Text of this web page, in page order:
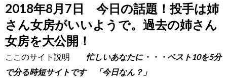
2018年8月7日 今日の話題！投手は姉
さん女房がいいようで。過去の姉さん
女房を大公開！
ここのサイト説明 忙しいあなたに・・・ベスト10を5分
で分る時短サイトです 「今日なん？」